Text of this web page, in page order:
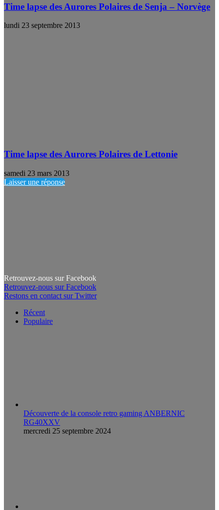
Time lapse des Aurores Polaires de Senja – Norvège
lundi 23 septembre 2013
Time lapse des Aurores Polaires de Lettonie
samedi 23 mars 2013
Laisser une réponse
Retrouvez-nous sur Facebook
Retrouvez-nous sur Facebook
Restons en contact sur Twitter
Récent
Populaire
Découverte de la console retro gaming ANBERNIC
RG40XXV
mercredi 25 septembre 2024